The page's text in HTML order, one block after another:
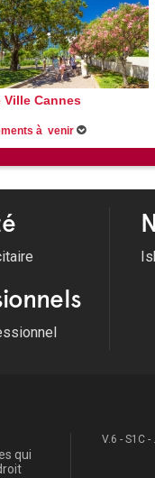
Ville Cannes
à venir
qui
V.6 - S1C